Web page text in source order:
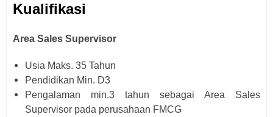
Kualifikasi
Area Sales Supervisor
Usia Maks. 35 Tahun
Pendidikan Min. D3
Pengalaman min.3 tahun sebagai Area Sales
Supervisor pada perusahaan FMCG